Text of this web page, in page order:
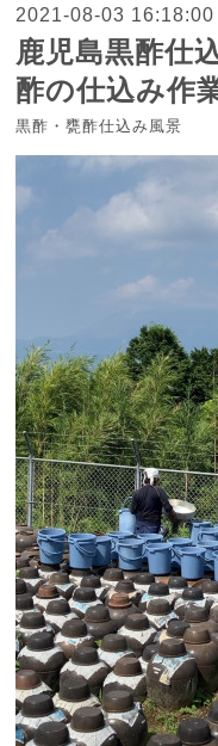
2021-08-03 16:18:00
鹿児島黒酢仕
酢の仕込み作
黒酢・甕酢仕込み風景